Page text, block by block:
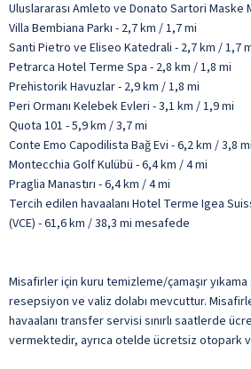
Uluslararası Amleto ve Donato Sartori Maske
Villa Bembiana Parkı - 2,7 km / 1,7 mi
Santi Pietro ve Eliseo Katedrali - 2,7 km / 1,7
Petrarca Hotel Terme Spa - 2,8 km / 1,8 mi
Prehistorik Havuzlar - 2,9 km / 1,8 mi
Peri Ormanı Kelebek Evleri - 3,1 km / 1,9 mi
Quota 101 - 5,9 km / 3,7 mi
Conte Emo Capodilista Bağ Evi - 6,2 km / 3,8 mi
Montecchia Golf Kulübü - 6,4 km / 4 mi
Praglia Manastırı - 6,4 km / 4 mi
Tercih edilen havaalanı Hotel Terme Igea
(VCE) - 61,6 km / 38,3 mi mesafede
Misafirler için kuru temizleme/çamaşır
resepsiyon ve valiz dolabı mevcuttur.
havaalanı transfer servisi sınırlı saatlerde
vermektedir, ayrıca otelde ücretsiz otopark